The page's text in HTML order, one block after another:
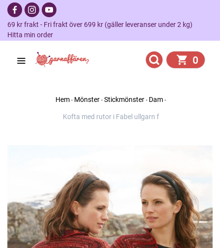
69 kr frakt - Fri frakt över 699 kr (gäller leveranser under 2 kg)
Hitta min order
0
Hem Mönster Stickmönster Dam
Kofta med rutor i Fabel ullgarn f